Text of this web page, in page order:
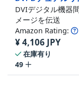
DVIデジタル機器
メージを伝送
Amazon Rating:
¥4,106 JPY
在庫有り
49